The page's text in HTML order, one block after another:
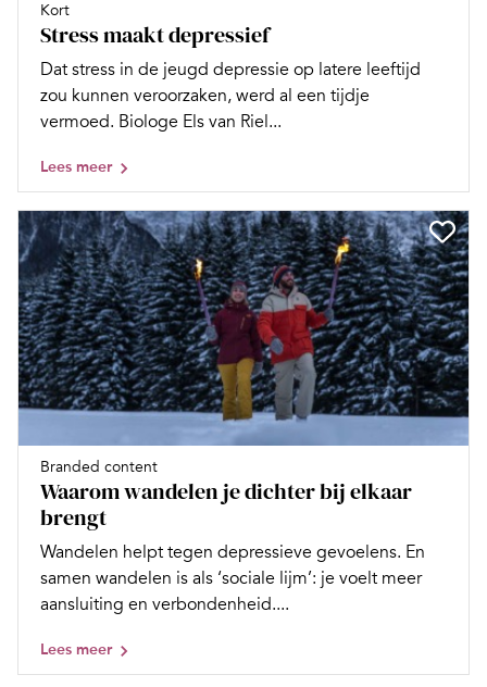
Kort
Stress maakt depressief
Dat stress in de jeugd depressie op latere leeftijd
zou kunnen veroorzaken, werd al een tijdje
vermoed. Biologe Els van Riel...
Lees meer
Branded content
Waarom wandelen je dichter bij elkaar
brengt
Wandelen helpt tegen depressieve gevoelens. En
samen wandelen is als ‘sociale lijm’: je voelt meer
aansluiting en verbondenheid....
Lees meer